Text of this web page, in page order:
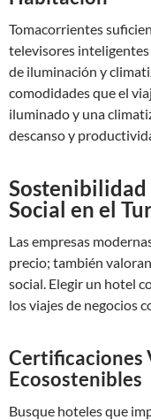
Tomacorrientes
televisores inteligentes
de iluminación y
comodidades que el
iluminado y una
descanso y
Sostenibilidad
Social en el
Las empresas
precio; también
social. Elegir un hotel
los viajes de negocios
Certificaciones
Ecosostenibles
Busque hoteles que